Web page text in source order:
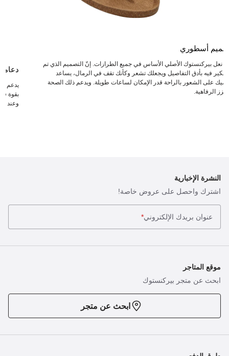
أسطوري
نعل بيركنستوك الأصلي الأساس في جميع الطرازات. إنّ التصميم الذي تم
فيه بأدق التفاصيل ويجعلك تشعر وكأنك تقف في الرمال، يساعد
على الشعور بالراحة قدر الإمكان لساعات طويلة. ويدعم ذلك الصحة
الرفاهية.
يدعم
بقوة
وعند
النشرة الإخبارية
اشترك واحصل على عروض خاصة!
عنوان بريدك الإلكتروني*
موقع المتاجر
ابحث عن متجر بيركنستوك
ابحث عن متجر